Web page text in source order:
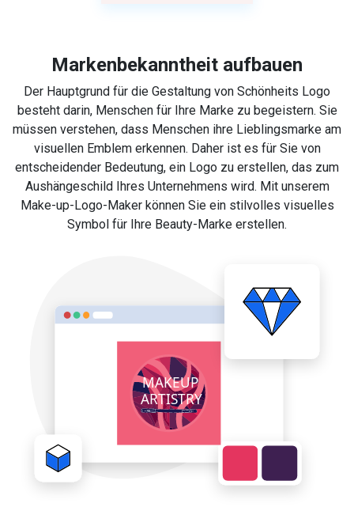
Markenbekanntheit aufbauen
Der Hauptgrund für die Gestaltung von Schönheits Logo
besteht darin, Menschen für Ihre Marke zu begeistern. Sie
müssen verstehen, dass Menschen ihre Lieblingsmarke am
visuellen Emblem erkennen. Daher ist es für Sie von
entscheidender Bedeutung, ein Logo zu erstellen, das zum
Aushängeschild Ihres Unternehmens wird. Mit unserem
Make-up-Logo-Maker können Sie ein stilvolles visuelles
Symbol für Ihre Beauty-Marke erstellen.